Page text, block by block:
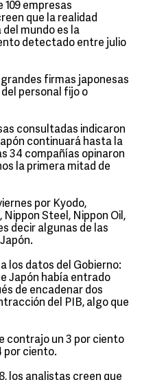
109 empresas
que la realidad
mundo es la
detectado entre julio
firmas japonesas
personal fijo o
consultadas indicaron
continuará hasta la
34 compañías opinaron
la primera mitad de
por Kyodo,
Steel, Nippon Oil,
decir algunas de las
los datos del Gobierno:
Japón había entrado
de encadenar dos
del PIB, algo que
contrajo un 3 por ciento
por ciento.
los analistas creen que